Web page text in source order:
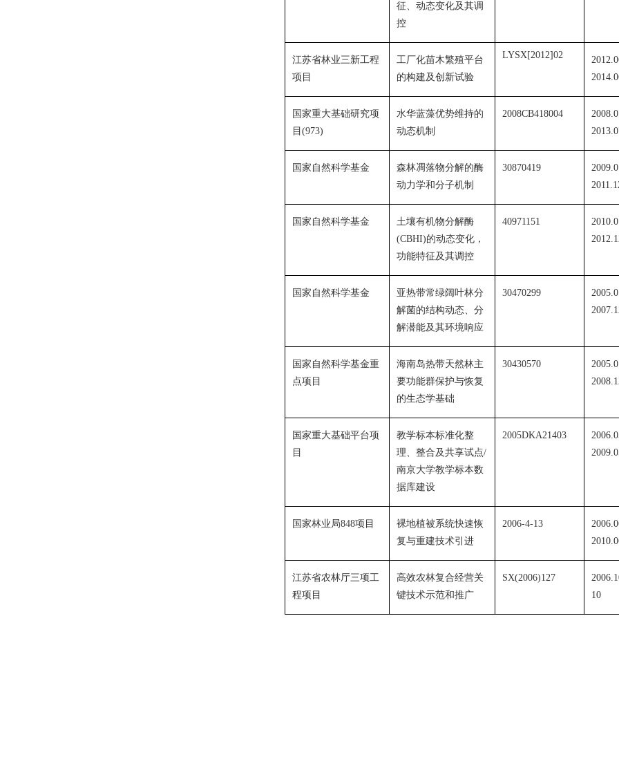
征、动态变化及其调
控
江苏省林业三新工程
项目
工厂化苗木繁殖平台
的构建及创新试验
LYSX[2012]02
国家重大基础研究项
目 (973)
水华蓝藻优势维持的
动态机制
2008CB418004
国家自然科学基金
森林凋落物分解的酶
动力学和分子机制
30870419
国家自然科学基金
土壤有机物分解酶
(CBHI)的动态变化，
功能特征及其调控
40971151
国家自然科学基金
亚热带常绿阔叶林分
解菌的结构动态、分
解潜能及其环境响应
30470299
国家自然科学基金重
点项目
海南岛热带天然林主
要功能群保护与恢复
的生态学基础
30430570
国家重大基础平台项
目
教学标本标准化整
理、整合及共享试点/
南京大学教学标本数
据库建设
2005DKA21403
国家林业局848项目
裸地植被系统快速恢
复与重建技术引进
2006-4-13
江苏省农林厅三项工
程项目
高效农林复合经营关
键技术示范和推广
SX(2006)127
10